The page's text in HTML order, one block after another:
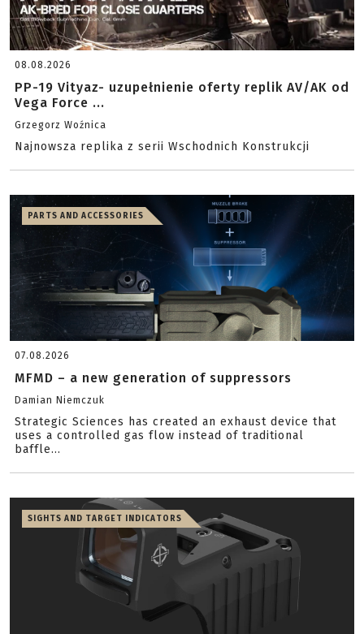
08.08.2026
PP-19 Vityaz- uzupełnienie oferty replik AV/AK od
Vega Force ...
Grzegorz Woźnica
Najnowsza replika z serii Wschodnich Konstrukcji
PARTS AND ACCESSORIES
07.08.2026
MFMD – a new generation of suppressors
Damian Niemczuk
Strategic Sciences has created an exhaust device that
uses a controlled gas flow instead of traditional
baffle...
SIGHTS AND TARGET INDICATORS